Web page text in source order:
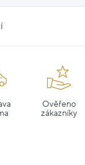
Ověřeno
zákazníky